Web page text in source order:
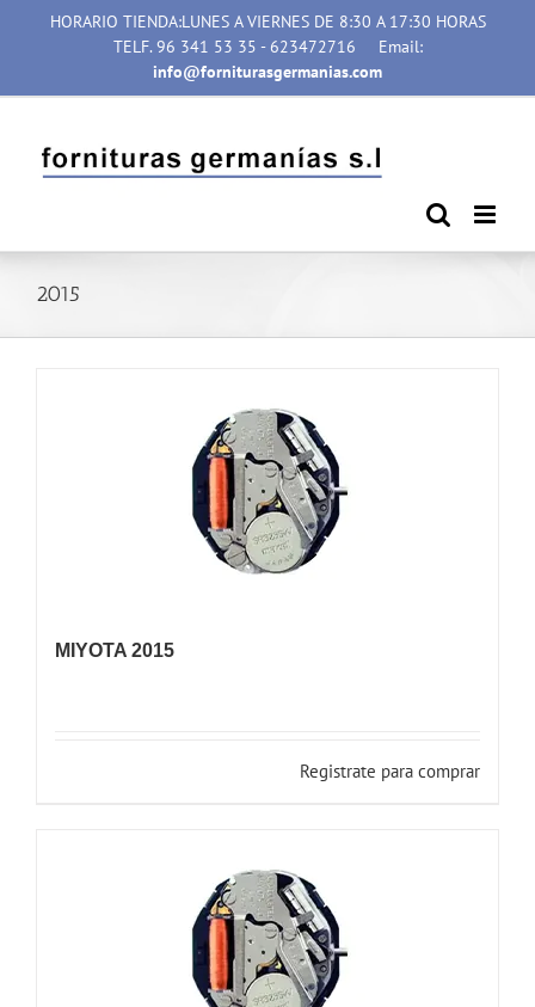
HORARIO TIENDA:LUNES A VIERNES DE 8:30 A 17:30 HORAS
TELF. 96 341 53 35 - 623472716
Email:
info@forniturasgermanias.com
2015
MIYOTA 2015
Registrate para comprar